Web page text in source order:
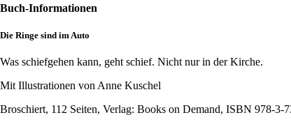
Buch-Informationen
Die Ringe sind im Auto
Was schiefgehen kann, geht schief. Nicht nur in der Kirche.
Mit Illustrationen von Anne Kuschel
Broschiert, 112 Seiten, Verlag: Books on Demand, ISBN 978-3-